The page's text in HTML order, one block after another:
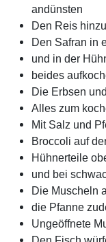
andünsten
Den Reis
Den Safran in
und in der
beides
Die Erbsen
Alles zum
Mit Salz und
Broccoli auf
Hühnerteile
und bei
Die Muscheln
die Pfanne
Ungeöffnete